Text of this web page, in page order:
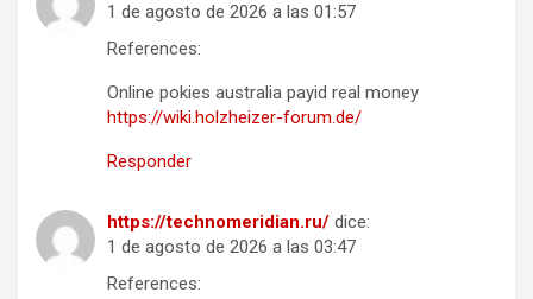
1 de agosto de 2026 a las 01:57
References:
Online pokies australia payid real money
https://wiki.holzheizer-forum.de/
Responder
https://technomeridian.ru/ dice:
1 de agosto de 2026 a las 03:47
References: